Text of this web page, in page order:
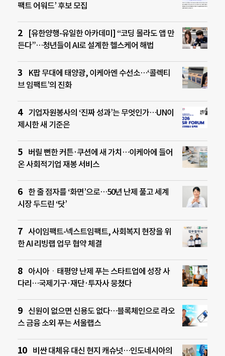
팩트 어워드’ 후보 모집
[유한양행-유일한 아카데미] “코딩 몰라도 앱 만
든다”…청년들이 AI로 설계한 헬스케어 해법
K팝 무대에 태양광, 이케아엔 수선소…‘콜렉티
브 임팩트’의 진화
기업자원봉사의 ‘진짜 성과’는 무엇인가…UN이
제시한 새 기준은
버릴 뻔한 커튼·쿠션에 새 가치…이케아에 들어
온 사회적기업 재봉 서비스
한 줄 점자를 ‘화면’으로…50년 난제 풀고 세계
시장 두드린 ‘닷’
사이임팩트-넥스트임팩트, 사회복지 현장을 위
한 AI 리빙랩 업무 협약 체결
아시아ㆍ태평양 난제 푸는 스타트업에 성장 사
다리…국제기구·재단·투자사 뭉쳤다
신원이 없으면 신용도 없다…블록체인으로 라오
스 금융 소외 푸는 서울랩스
비싼 대체유 대신 현지 캐슈넛…인도네시아의